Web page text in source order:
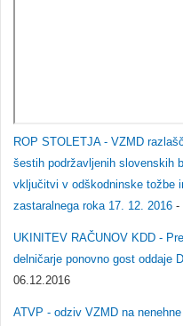
ROP STOLETJA - VZMD
šestih podržavljenih slovenskih
vključitvi v odškodninske tožbe
zastaralnega roka 17. 12. 2016 -
UKINITEV RAČUNOV KDD -
delničarje ponovno gost oddaje
06.12.2016
ATVP - odziv VZMD na